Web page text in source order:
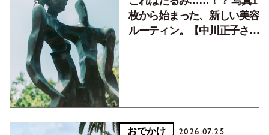
枚から始まった、新しい美容
ルーティン。【中川正子さん
おでかけ 2026.07.25